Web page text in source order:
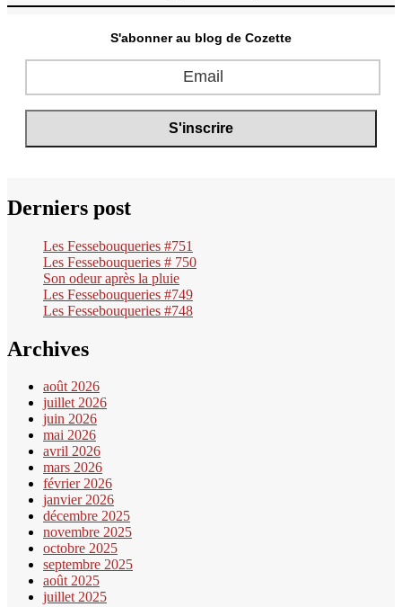
S'abonner au blog de Cozette
Derniers post
Les Fessebouqueries #751
Les Fessebouqueries # 750
Son odeur après la pluie
Les Fessebouqueries #749
Les Fessebouqueries #748
Archives
août 2026
juillet 2026
juin 2026
mai 2026
avril 2026
mars 2026
février 2026
janvier 2026
décembre 2025
novembre 2025
octobre 2025
septembre 2025
août 2025
juillet 2025